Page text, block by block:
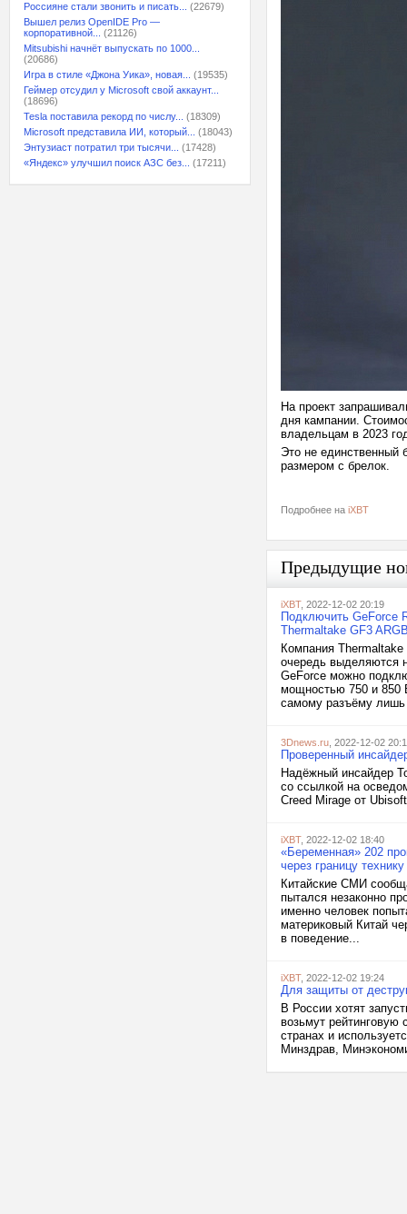
Россияне стали звонить и писать...
(22679)
Вышел релиз OpenIDE Pro —
корпоративной...
(21126)
Mitsubishi начнёт выпускать по 1000...
(20686)
Игра в стиле «Джона Уика», новая...
(19535)
Геймер отсудил у Microsoft свой аккаунт...
(18696)
Tesla поставила рекорд по числу...
(18309)
Microsoft представила ИИ, который...
(18043)
Энтузиаст потратил три тысячи...
(17428)
«Яндекс» улучшил поиск АЗС без...
(17211)
На проект
дня кампании.
владельцам в 2023
Это не единственный
размером с брелок.
Подробнее на iXBT
Предыдущие
iXBT, 2022-12-02 20:19
Подключить GeForce
Thermaltake GF3
Компания
очередь выделяются
GeForce можно
мощностью 750 и 850
самому разъёму
3Dnews.ru , 2022-12-02
Проверенный
Надёжный инсайдер
со ссылкой на
Creed Mirage от
iXBT, 2022-12-02 18:40
«Беременная» 202
через границу технику
Китайские СМИ
пытался незаконно
именно человек
материковый Китай
в поведение...
iXBT, 2022-12-02 19:24
Для защиты от
В России хотят
возьмут рейтинговую
странах и
Минздрав,